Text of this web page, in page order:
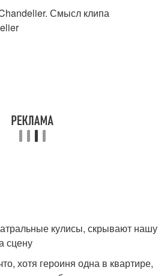
кулисы, скрывают нашу
сцену
хотя героиня одна в квартире,